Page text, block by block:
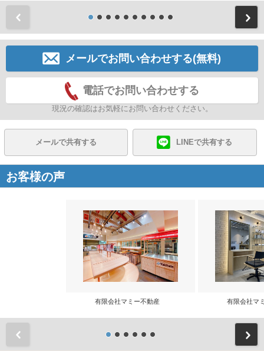
メールでお問い合わせする(無料)
電話でお問い合わせする
現況の確認はお気軽にお問い合わせください。
メールで共有する LINEで共有する
お客様の声
有限会社マミー不動産 有限会社